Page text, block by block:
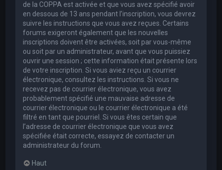
de la COPPA est activée et que vous avez spécifié avoir
en dessous de 13 ans pendant l’inscription, vous devrez
suivre les instructions que vous avez reçues. Certains
forums exigeront également que les nouvelles
inscriptions doivent être activées, soit par vous-même
ou soit par un administrateur, avant que vous puissiez
ouvrir une session ; cette information était présente lors
de votre inscription. Si vous aviez reçu un courrier
électronique, consultez les instructions. Si vous ne
recevez pas de courrier électronique, vous avez
probablement spécifié une mauvaise adresse de
courrier électronique ou le courrier électronique a été
filtré en tant que pourriel. Si vous êtes certain que
l’adresse de courrier électronique que vous avez
spécifiée était correcte, essayez de contacter un
administrateur du forum.
Haut